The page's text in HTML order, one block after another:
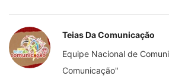
Teias Da Comunicação
Equipe Nacional de
Comunicação"